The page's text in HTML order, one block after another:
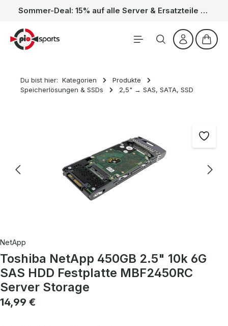
Zum Hauptinhalt springen Sommer-Deal: 15% auf alle Server & Ersatzteile – Kein Code nötig, der Rabatt wird automatisch im Warenkorb abgezogen. Gültig vom 01.06. bis 31.08.
Du bist hier: Kategorien
Produkte
Speicherlösungen & SSDs
2,5" → SAS, SATA, SSD
NetApp
Toshiba NetApp 450GB 2.5" 10k 6G
SAS HDD Festplatte MBF2450RC
Server Storage
Regulärer Preis:
14,99 €